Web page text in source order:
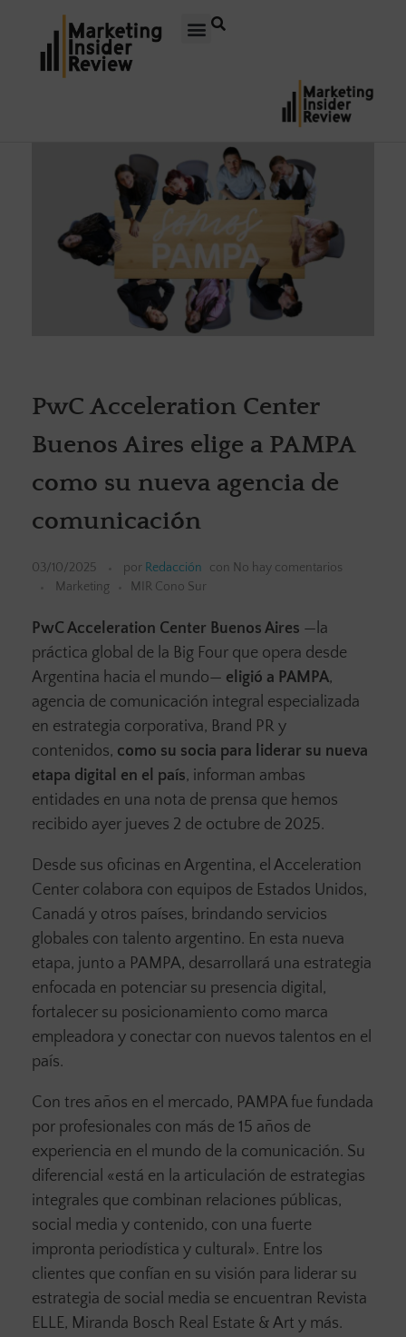
PwC Acceleration Center
Buenos Aires elige a PAMPA
como su nueva agencia de
comunicación
03/10/2025 por Redacción con No hay comentarios
Marketing
MIR Cono Sur
PwC Acceleration Center Buenos Aires —la
práctica global de la Big Four que opera desde
Argentina hacia el mundo— eligió a PAMPA,
agencia de comunicación integral especializada
en estrategia corporativa, Brand PR y
contenidos, como su socia para liderar su nueva
etapa digital en el país, informan ambas
entidades en una nota de prensa que hemos
recibido ayer jueves 2 de octubre de 2025.
Desde sus oficinas en Argentina, el Acceleration
Center colabora con equipos de Estados Unidos,
Canadá y otros países, brindando servicios
globales con talento argentino. En esta nueva
etapa, junto a PAMPA, desarrollará una estrategia
enfocada en potenciar su presencia digital,
fortalecer su posicionamiento como marca
empleadora y conectar con nuevos talentos en el
país.
Con tres años en el mercado, PAMPA fue fundada
por profesionales con más de 15 años de
experiencia en el mundo de la comunicación. Su
diferencial «está en la articulación de estrategias
integrales que combinan relaciones públicas,
social media y contenido, con una fuerte
impronta periodística y cultural». Entre los
clientes que confían en su visión para liderar su
estrategia de social media se encuentran Revista
ELLE, Miranda Bosch Real Estate & Art y más.